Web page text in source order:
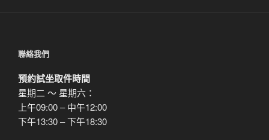
聯絡我們
預約試坐取件時間
星期二 ～ 星期六：
上午09:00 – 中午12:00
下午13:30 – 下午18:30